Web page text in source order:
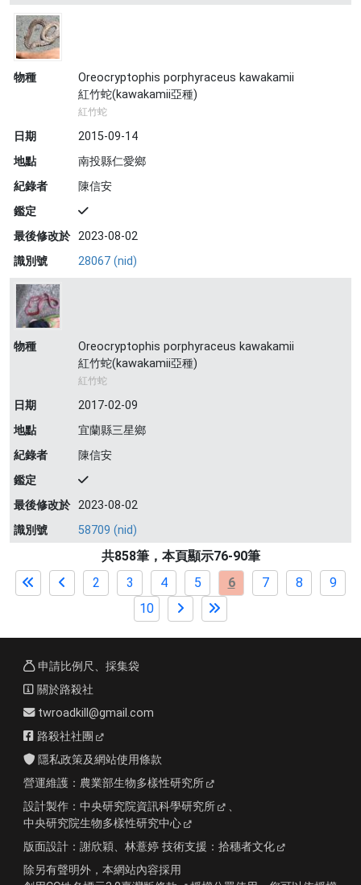
物種
Oreocryptophis porphyraceus kawakamii
紅竹蛇(kawakamii亞種)
紅竹蛇
日期
2015-09-14
地點
南投縣仁愛鄉
紀錄者
陳信安
鑑定
最後修改於 2023-08-02
識別號
28067 (nid)
物種
Oreocryptophis porphyraceus kawakamii
紅竹蛇(kawakamii亞種)
紅竹蛇
日期
2017-02-09
地點
宜蘭縣三星鄉
紀錄者
陳信安
鑑定
最後修改於 2023-08-02
識別號
58709 (nid)
共858筆，本頁顯示76-90筆
2
3 4 5 6 7 8
9
10
申請比例尺、採集袋
關於路殺社
twroadkill@gmail.com
路殺社社團
隱私政策及網站使用條款
營運維護： 農業部生物多樣性研究所
設計製作： 中央研究院資訊科學研究所
、
中央研究院生物多樣性研究中心
版面設計： 謝欣穎、林薏婷 技術支援： 拾穗者文化
除另有聲明外，本網站內容採用